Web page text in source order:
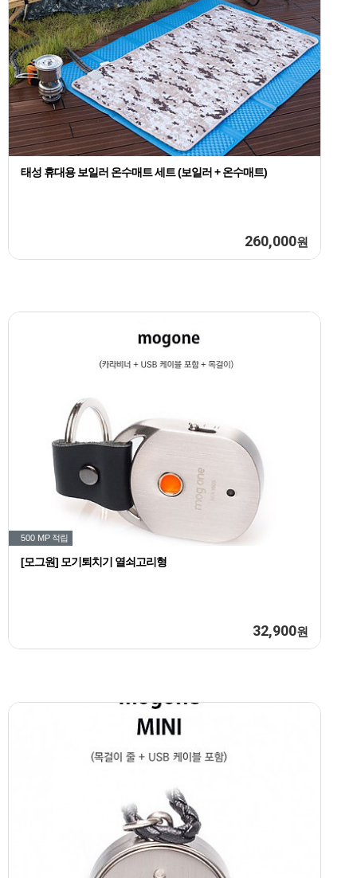
태성 휴대용 보일러 온수매트 세트 (보일러 + 온수매트)
260,000원
500 MP 적립
[모그원] 모기퇴치기 열쇠고리형
32,900원